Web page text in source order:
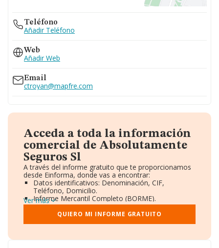
Teléfono
Añadir Teléfono
Web
Añadir Web
Email
ctroyan@mapfre.com
Acceda a toda la información
comercial de Absolutamente
Seguros Sl
A través del informe gratuito que te proporcionamos
desde Einforma, donde vas a encontrar:
Datos identificativos: Denominación, CIF,
Teléfono, Domicilio.
Informe Mercantil Completo (BORME).
Gráficos de Evolución Ventas y Empleados.
Consejo de Administración y Administradores.
Directivos y Ejecutivos.
Ver más
QUIERO MI INFORME GRATUITO